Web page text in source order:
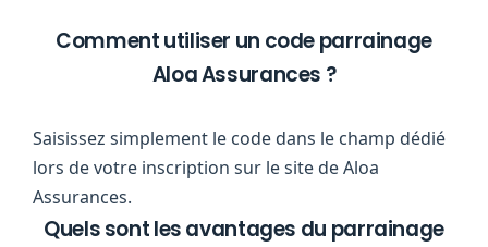
Comment utiliser un code parrainage
Aloa Assurances ?
Saisissez simplement le code dans le champ dédié
lors de votre inscription sur le site de Aloa
Assurances.
Quels sont les avantages du parrainage